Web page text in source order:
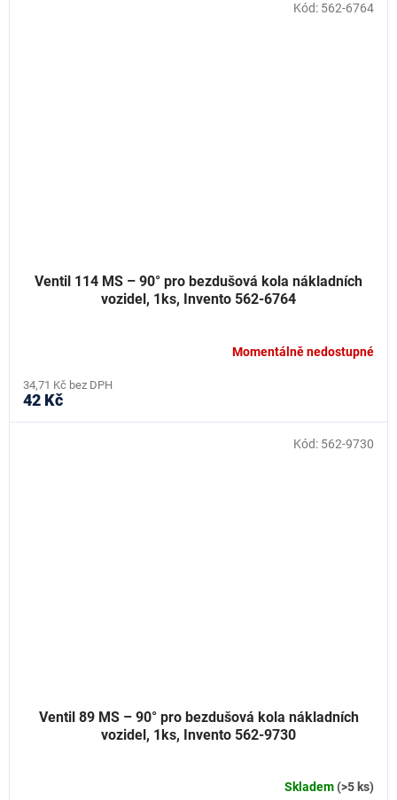
Ventil 114 MS – 90° pro bezdušová kola nákladních
vozidel, 1ks, Invento 562-6764
Momentálně nedostupné
34,71 Kč bez DPH
42 Kč
Kód: 562-6764
Ventil 89 MS – 90° pro bezdušová kola nákladních
vozidel, 1ks, Invento 562-9730
Skladem(>5 ks)
Kód: 562-9730